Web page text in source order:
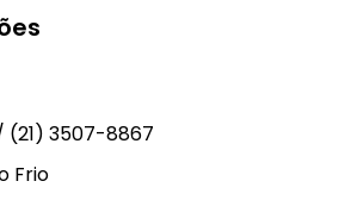
(21) 3507-8867
Frio